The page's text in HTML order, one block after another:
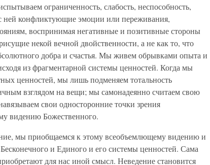
ограниченность, слабость, неспособность,
ней конфликтующие эмоции или переживания,
воспринимая негативные и позитивные стороны
некой вечной двойственности, а не как то, что
добра и счастья. Мы живем обрывками опыта и
из фрагментарной системы ценностей. Когда мы
ценностей, мы лишь подменяем тотальность
взглядом на вещи; мы самонадеянно считаем свою
свои односторонние точки зрения
видению Божественного.
мы приобщаемся к этому всеобъемлющему видению и
и Единого и его системы ценностей. Сама
для нас иной смысл. Неведение становится